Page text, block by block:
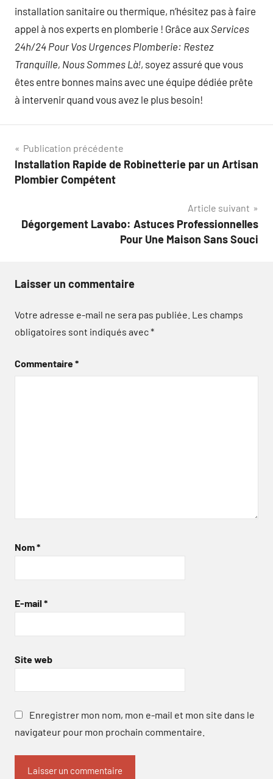
installation sanitaire ou thermique, n’hésitez pas à faire
appel à nos experts en plomberie ! Grâce aux Services
24h/24 Pour Vos Urgences Plomberie: Restez
Tranquille, Nous Sommes Là!, soyez assuré que vous
êtes entre bonnes mains avec une équipe dédiée prête
à intervenir quand vous avez le plus besoin!
Navigation
de
Publication précédente
Installation Rapide de Robinetterie par un Artisan
Plombier Compétent
Article suivant
Dégorgement Lavabo: Astuces Professionnelles
Pour Une Maison Sans Souci
Laisser un commentaire
Votre adresse e-mail ne sera pas publiée. Les champs
obligatoires sont indiqués avec*
Commentaire*
Nom*
E-mail *
Site web
Enregistrer mon nom, mon e-mail et mon site dans le
navigateur pour mon prochain commentaire.